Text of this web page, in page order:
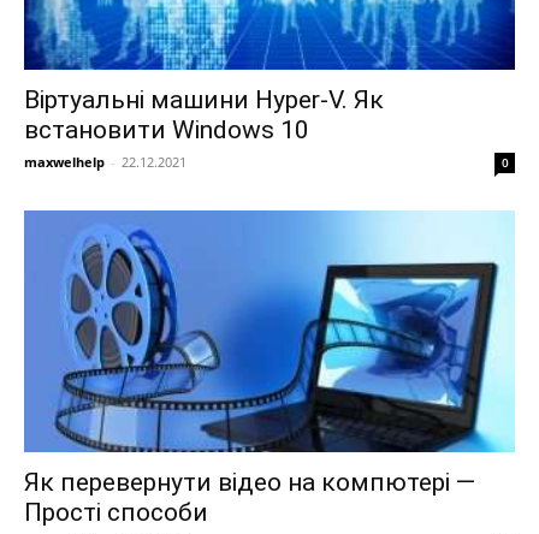
Віртуальні машини Hyper-V. Як
встановити Windows 10
maxwelhelp - 22.12.2021 0
Як перевернути відео на компютері —
Прості способи